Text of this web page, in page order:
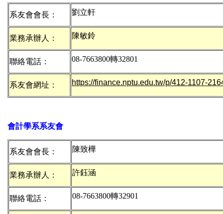
系友會會長： 劉立軒
業務承辦人： 陳敏鈴
聯絡電話： 08-7663800轉
系友會網址： https://finance.nptu.edu.tw/p/412-1107-
會計學系系友會
系友會會長： 陳致樺
業務承辦人： 許鈺涵
聯絡電話： 08-7663800轉